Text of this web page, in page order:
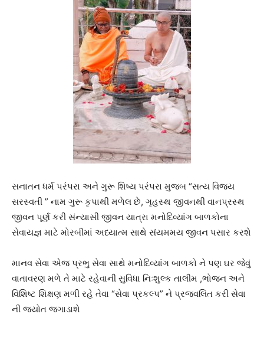
સનાતન ધર્મ પરંપરા અને ગુરૂ શિષ્ય પરંપરા મુજબ “સત્ય વિજય
સરસ્વતી ” નામ ગુરૂ કૃપાથી મળેલ છે, ગૃહસ્થ જીવનથી વાનપ્રસ્થ
જીવન પૂર્ણ કરી સંન્યાસી જીવન યાત્રા મનોદિવ્યાંગ બાળકોના
સેવાયજ્ઞ માટે મોરબીમાં અધ્યાત્મ સાથે સંયમમય જીવન પસાર કરશે
માનવ સેવા એજ પ્રભુ સેવા સાથે મનોદિવ્યાંગ બાળકો ને પણ ઘર જેવું
વાતાવરણ મળે તે માટે રહેવાની સુવિધા નિઃશુલ્ક તાલીમ ,ભોજન અને
વિશિષ્ટ શિક્ષણ મળી રહે તેવા “સેવા પ્રકલ્પ” ને પ્રજ્વલિત કરી સેવા
ની જ્યોત જગાડાશે